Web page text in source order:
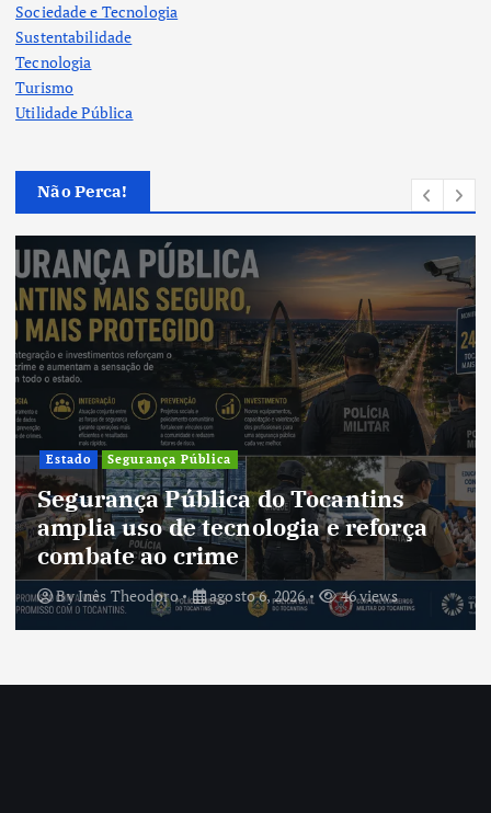
Sociedade e Tecnologia
Sustentabilidade
Tecnologia
Turismo
Utilidade Pública
Não Perca!
Estado Segurança Pública
Segurança Pública do Tocantins
amplia uso de tecnologia e reforça
combate ao crime
ByInês Theodoro agosto 6, 2026 46 views